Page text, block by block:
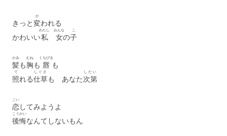
きっと変
か
われる
かわいい私
わたし
女
おんな
の子
こ
髪
かみ
も胸
むね
も 唇
くちびる
も
照
て
れる仕草
しぐさ
も あなた次第
しだい
恋
こい
してみようよ
後悔
こうかい
なんてしないもん